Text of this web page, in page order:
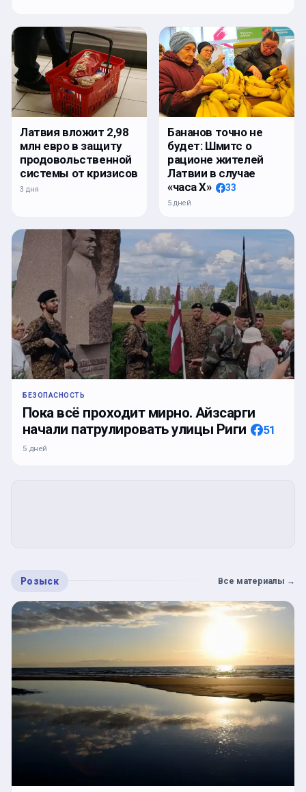
Латвия вложит 2,98
млн евро в защиту
продовольственной
системы от кризисов
3 дня
Бананов точно не
будет: Шмитс о
рационе жителей
Латвии в случае
«часа Х»
33
5 дней
БЕЗОПАСНОСТЬ
Пока всё проходит мирно. Айзсарги
начали патрулировать улицы Риги
51
5 дней
Розыск Все материалы →